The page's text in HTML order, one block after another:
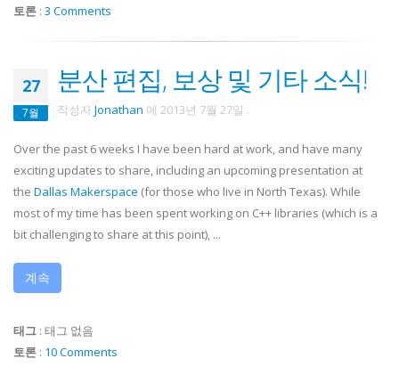
토론 : 3 Comments
27
7월
분산 편집, 보상 및 기타 소식!
작성자Jonathan 에 2013년 7월 27일 .
Over the past 6 weeks I have been hard at work, and have many
exciting updates to share, including an upcoming presentation at
the Dallas Makerspace (for those who live in North Texas). While
most of my time has been spent working on C++ libraries (which is a
bit challenging to share at this point), ...
계속
태그 : 태그 없음
토론 : 10 Comments